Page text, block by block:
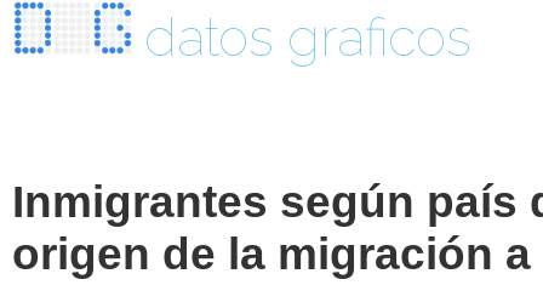
datos graficos
Inmigrantes según país
origen de la migración a